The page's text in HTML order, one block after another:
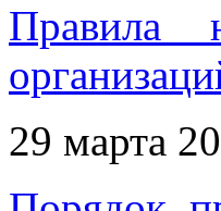
Правила
29 марта